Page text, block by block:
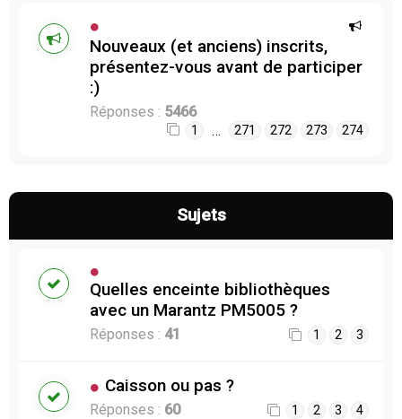
Nouveaux (et anciens) inscrits,
présentez-vous avant de participer
:)
Réponses : 5466
1 … 271 272 273 274
Sujets
Quelles enceinte bibliothèques
avec un Marantz PM5005 ?
Réponses : 41 1 2 3
Caisson ou pas ?
Réponses : 60 1 2 3 4